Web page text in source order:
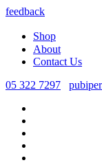
feedback
Shop
About
Contact Us
05 322 7297